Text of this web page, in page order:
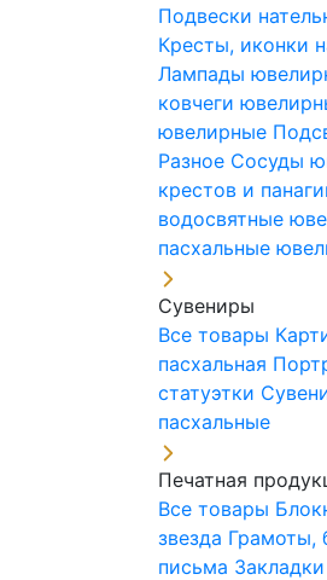
Подвески
Кресты, иконки
Лампады
ковчеги
ювелирные
Разное Сосуды
крестов и
водосвятные
пасхальные
Сувениры
Все товары
пасхальная
статуэтки
пасхальные
Печатная
Все товары
звезда Грамоты,
письма Закладки